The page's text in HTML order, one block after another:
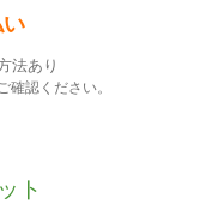
法あり
認ください。
ト